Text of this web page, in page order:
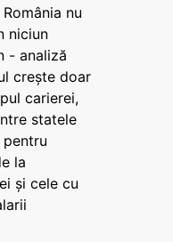
nu
niciun
- analiză
crește doar
carierei,
statele
la
și cele cu